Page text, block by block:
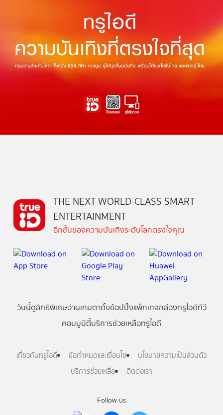
Follow us
THE NEXT WORLD-CLASS SMART
ENTERTAINMENT
อีกขั้นของความบันเทิงระดับโลกตรงใจคุณ
วันนี้ดูสิทธิพิเศษอ่านเกมตาตั้งช้อปปิ้งแพ็กเกจกล่องทรูไอดีทีวี
คอมมูนิตี้บริการช่วยเหลือทรูไอดี
เกี่ยวกับทรูไอดี ข้อกำหนดและเงื่อนไข
นโยบายความเป็นส่วนตัว
บริการช่วยเหลือ
ติดต่อเรา